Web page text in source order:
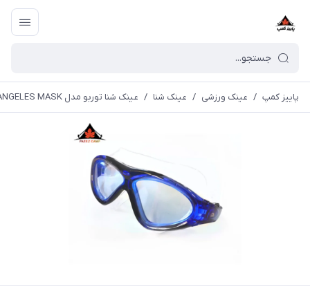
پاییز کمپ / عینک ورزشی / عینک شنا / عینک شنا توربو مدل LOS ANGELES MASK